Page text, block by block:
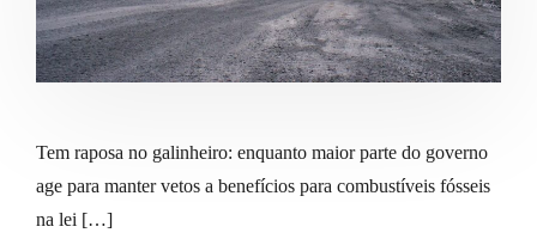
Tem raposa no galinheiro: enquanto maior parte do governo
age para manter vetos a benefícios para combustíveis fósseis
na lei […]